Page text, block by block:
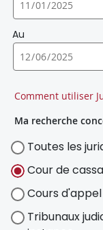
Au
Comment utiliser
Ma recherche
Toutes les
Cour de
Cours d'appel
Tribunaux